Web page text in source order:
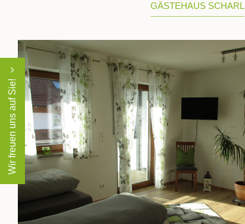
GÄSTEHAUS SCHARL
Wir freuen uns auf Sie!